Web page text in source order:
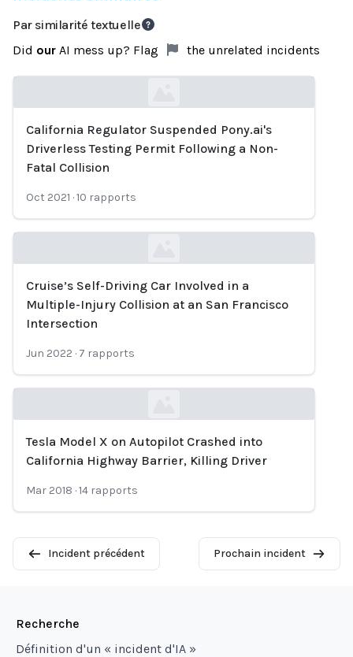
Par similarité textuelle
Did our AI mess up? Flag the unrelated incidents
Loading...
California Regulator Suspended Pony.ai's
Driverless Testing Permit Following a Non-
Fatal Collision
Oct 2021 ·10 rapports
Loading...
Cruise’s Self-Driving Car Involved in a
Multiple-Injury Collision at an San Francisco
Intersection
Jun 2022 · 7 rapports
Loading...
Tesla Model X on Autopilot Crashed into
California Highway Barrier, Killing Driver
Mar 2018 ·14 rapports
Incident précédent Prochain incident
Recherche
Définition d'un « incident d'IA »